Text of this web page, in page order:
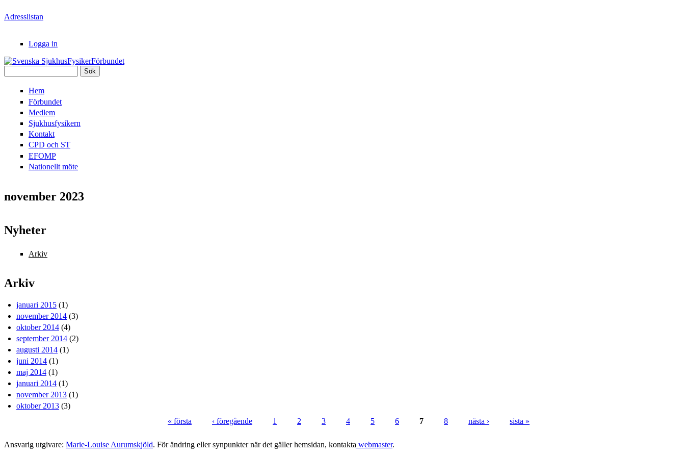
Adresslistan
Logga in
SjukhusFysikerFörbundet
Hem
Förbundet
Medlem
Sjukhusfysikern
Kontakt
CPD och ST
EFOMP
Nationellt möte
november 2023
Nyheter
Arkiv
Arkiv
januari 2015 (1)
november 2014 (3)
oktober 2014 (4)
september 2014 (2)
augusti 2014 (1)
juni 2014 (1)
maj 2014 (1)
januari 2014 (1)
november 2013 (1)
oktober 2013 (3)
« första ‹ föregående 1 2 3 4 5 6 7 8 nästa › sista »
Ansvarig utgivare: Marie-Louise Aurumskjöld. För ändring eller synpunkter när det gäller hemsidan, kontakta webmaster.